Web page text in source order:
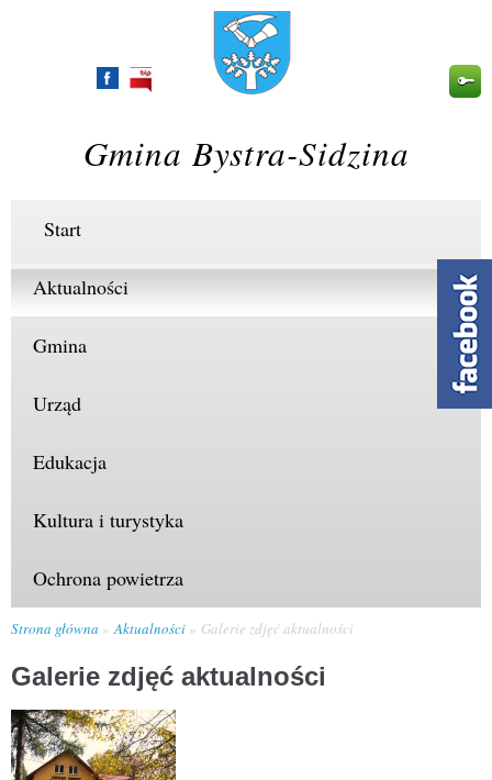
Przejdź
Gmina Bystra-Sidzina
Start
Aktualności
Gmina
Urząd
Edukacja
Kultura i turystyka
Ochrona powietrza
Strona główna Aktualności Galerie zdjęć aktualności
Galerie zdjęć aktualności